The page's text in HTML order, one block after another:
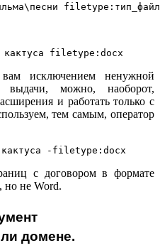
кактуса filetype:docx
исключением ненужной
можно, наоборот,
и работать только с
тем самым, оператор
кактуса -filetype:docx
с договором в формате
но не Word.
домене.